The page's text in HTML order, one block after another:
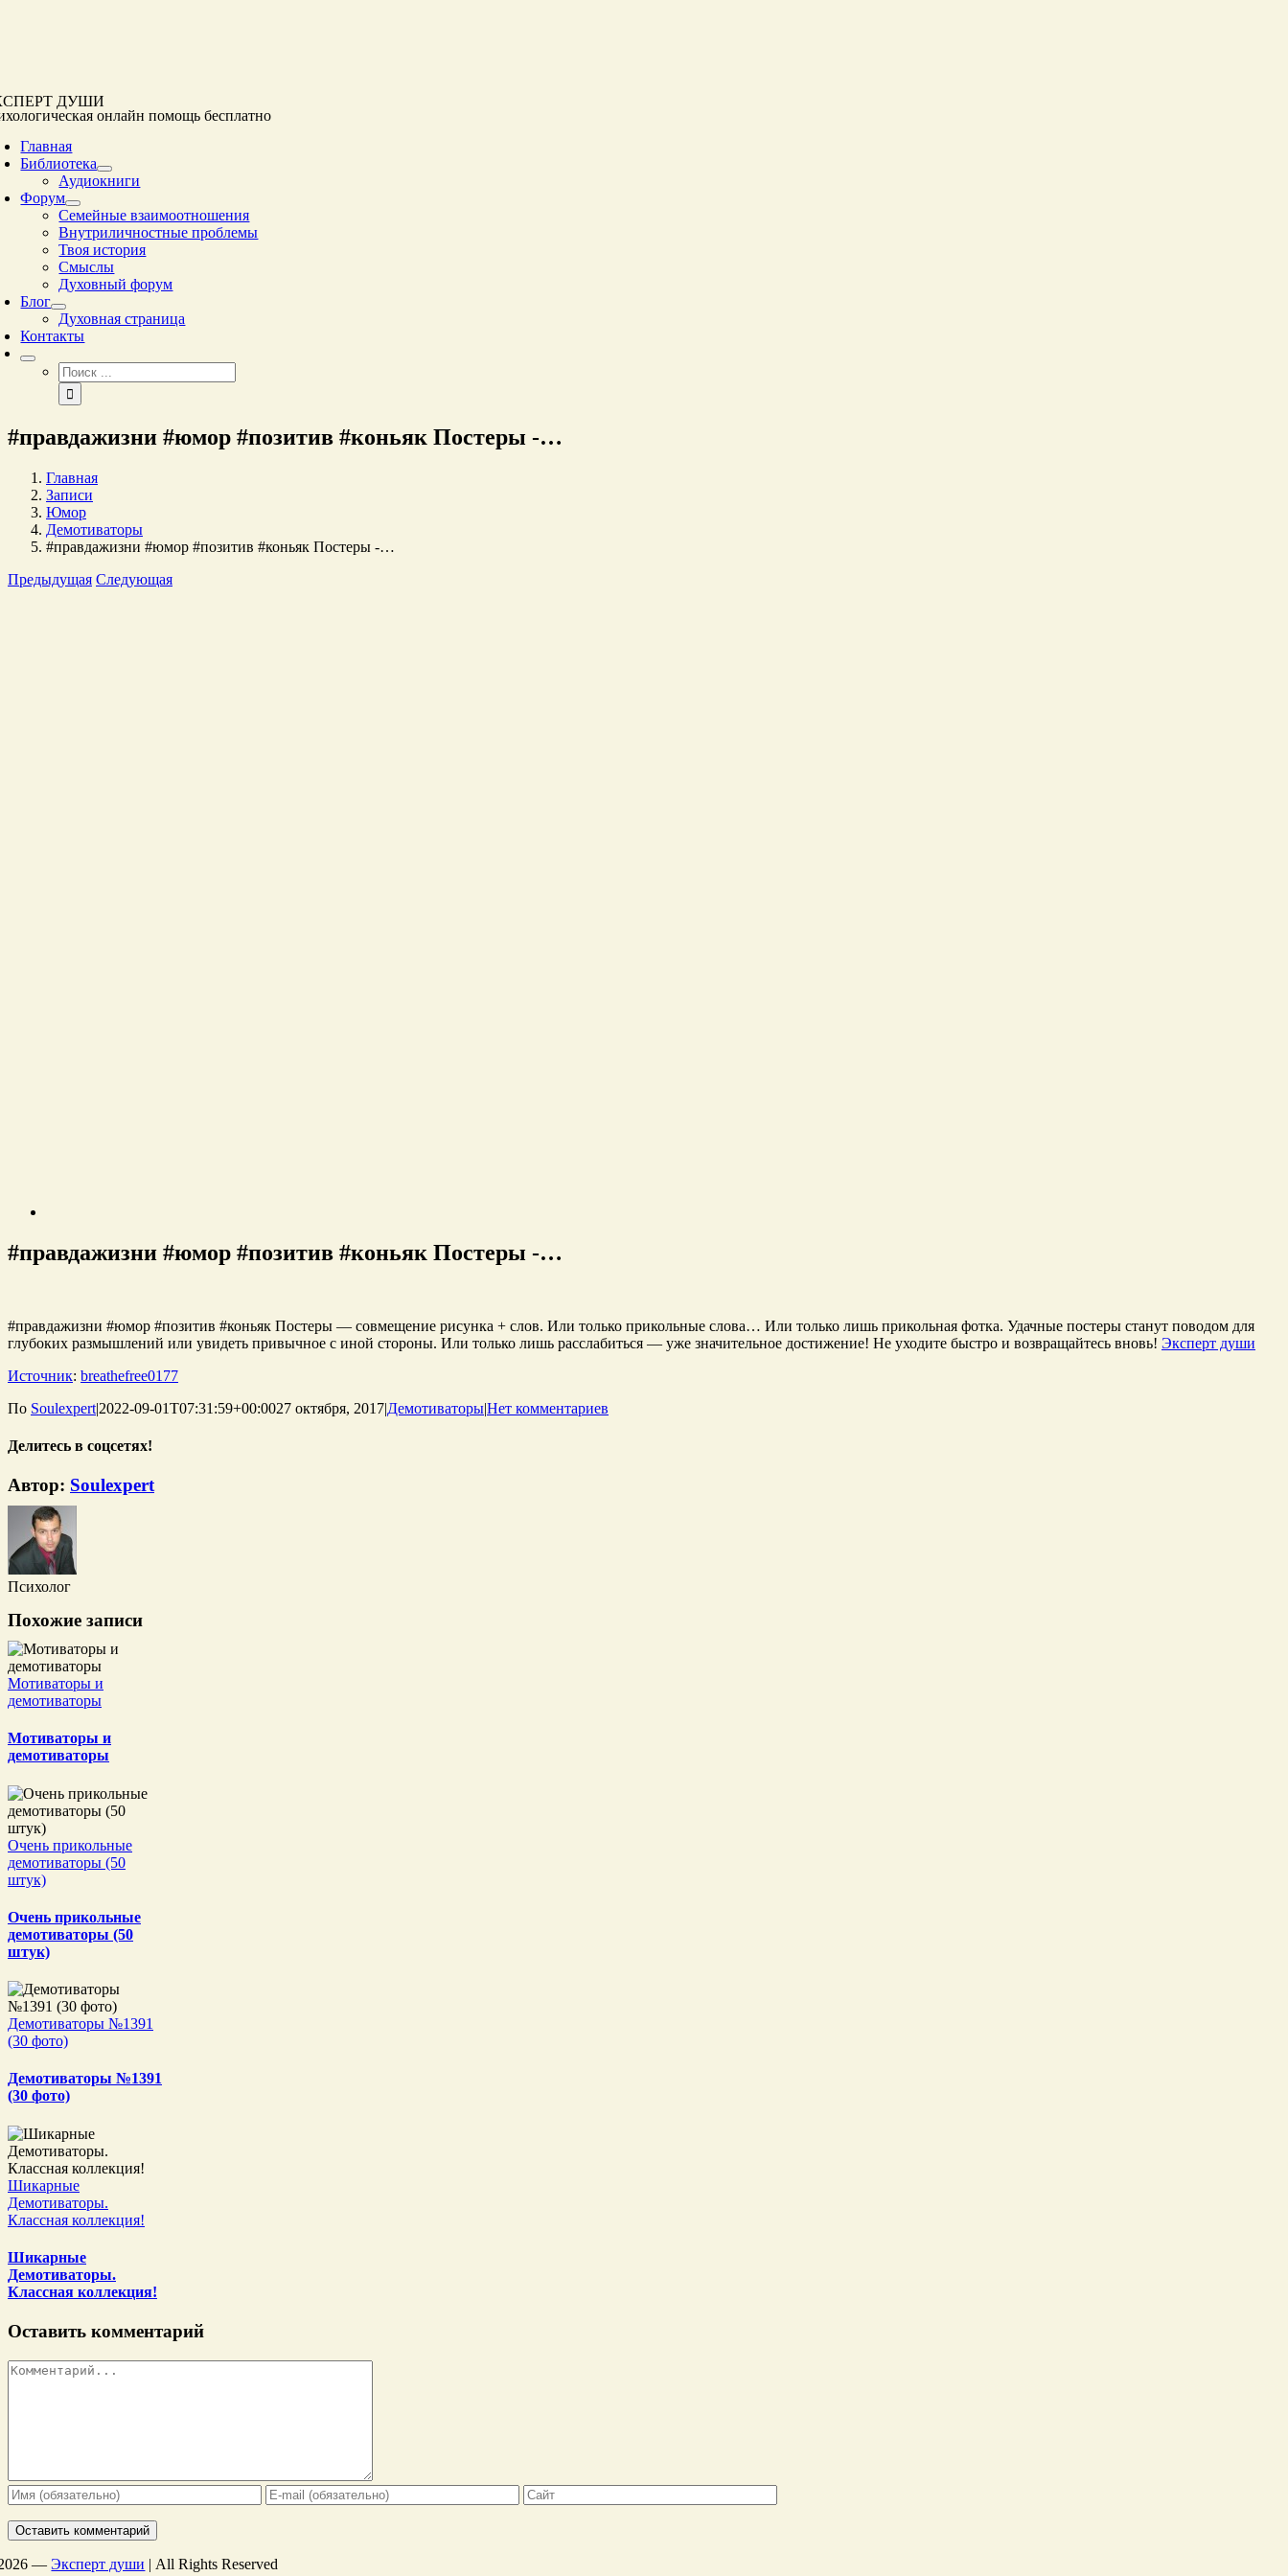
ДУШИ
онлайн помощь бесплатно
Главная
Библиотека
Аудиокниги
Форум
Семейные взаимоотношения
Внутриличностные проблемы
Твоя история
Смыслы
Духовный форум
Блог
Духовная страница
Контакты
Результат
поиска:
#правдажизни #юмор #позитив #коньяк Постеры -…
Главная
Записи
Юмор
Демотиваторы
#правдажизни #юмор #позитив #коньяк Постеры -…
Предыдущая Следующая
#правдажизни #юмор #позитив #коньяк Постеры -…
#правдажизни #юмор #позитив #коньяк Постеры — совмещение рисунка + слов. Или только прикольные слова… Или только лишь прикольная фотка. Удачные постеры станут поводом для
глубоких размышлений или увидеть привычное с иной стороны. Или только лишь расслабиться — уже значительное достижение! Не уходите быстро и возвращайтесь вновь! Эксперт души
Источник: breathefree0177
По Soulexpert|2022-09-01T07:31:59+00:0027 октября, 2017|Демотиваторы|Нет комментариев
Делитесь в соцсетях!
WhatsApp
Telegram
Tumblr
Pinterest
Vk
Email
Автор: Soulexpert
Психолог
Похожие записи
Мотиваторы и
демотиваторы
Мотиваторы и
демотиваторы
Очень прикольные
демотиваторы (50
штук)
Очень прикольные
демотиваторы (50
штук)
Демотиваторы №1391
(30 фото)
Демотиваторы №1391
(30 фото)
Шикарные
Демотиваторы.
Классная коллекция!
Шикарные
Демотиваторы.
Классная коллекция!
Оставить комментарий
Комментарий
—Эксперт души | All Rights Reserved